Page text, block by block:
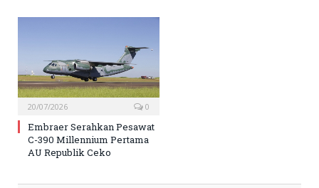
20/07/2026 0
Embraer Serahkan Pesawat
C-390 Millennium Pertama
AU Republik Ceko